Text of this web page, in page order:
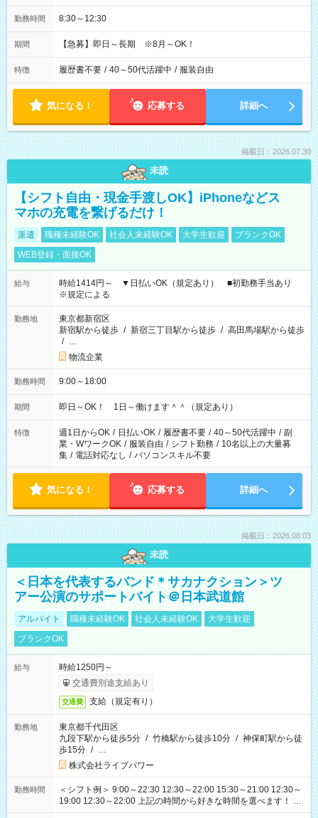
勤務時間 8:30～12:30
期間 【急募】即日～長期 ※8月～OK！
特徴 履歴書不要 / 40～50代活躍中 / 服装自由
気になる！ 応募する 詳細へ
掲載日：2026.07.30
未読
【シフト自由・現金手渡しOK】iPhoneなどス
マホの充電を繋げるだけ！
派遣 職種未経験OK 社会人未経験OK 大学生歓迎
ブランクOK
WEB登録・面接OK
給与
時給1414円～ ▼日払いOK（規定あり） ■初勤務手当あり
※規定による
勤務地
東京都新宿区
新宿駅から徒歩 / 新宿三丁目駅から徒歩 / 高田馬場駅から徒歩
/ …
物流企業
勤務時間 9:00～18:00
期間 即日～OK！ 1日～働けます＾＾（規定あり）
特徴 週1日からOK / 日払いOK / 履歴書不要 / 40～50代活躍中 / 副
業・WワークOK / 服装自由 / シフト勤務 / 10名以上の大量募
集 / 電話対応なし / パソコンスキル不要
気になる！ 応募する 詳細へ
掲載日：2026.08.03
未読
＜日本を代表するバンド＊サカナクション＞ツ
アー公演のサポートバイト＠日本武道館
アルバイト 職種未経験OK 社会人未経験OK
大学生歓迎
ブランクOK
給与
時給1250円～
交通費別途支給あり
交通費 支給（規定有り）
勤務地
東京都千代田区
九段下駅から徒歩5分 / 竹橋駅から徒歩10分 / 神保町駅から徒
歩15分 / …
株式会社ライブパワー
勤務時間
＜シフト例＞ 9:00～22:30 12:30～22:00 15:30～21:00 12:30～
19:00 12:30～22:00 上記の時間から好きな時間を選べます！ ※
時間は変更となる可能性があります